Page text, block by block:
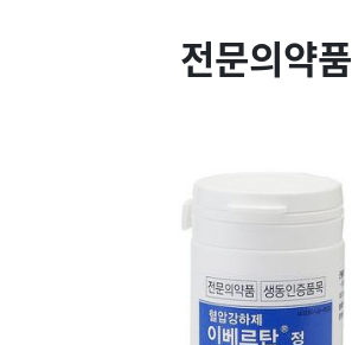
전문의약품